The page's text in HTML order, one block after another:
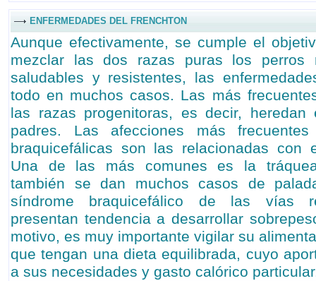
ENFERMEDADES DEL FRENCHTON
Aunque efectivamente, se cumple el
mezclar las dos razas puras los perros
saludables y resistentes, las
todo en muchos casos. Las más
las razas progenitoras, es decir,
padres. Las afecciones más
braquicefálicas son las relacionadas con
Una de las más comunes es la
también se dan muchos casos de
síndrome braquicefálico de las vías
presentan tendencia a desarrollar
motivo, es muy importante vigilar su
que tengan una dieta equilibrada, cuyo
a sus necesidades y gasto calórico